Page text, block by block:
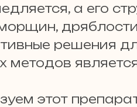
а его
решения
методов
этот